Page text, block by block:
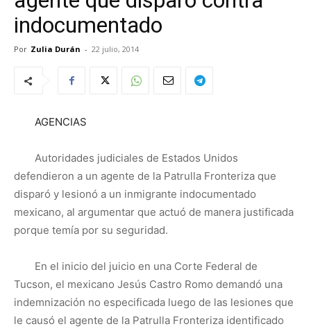
indocumentado
Por Zulia Durán - 22 julio, 2014
AGENCIAS
Autoridades judiciales de Estados Unidos
defendieron a un agente de la Patrulla Fronteriza que
disparó y lesionó a un inmigrante indocumentado
mexicano, al argumentar que actuó de manera justificada
porque temía por su seguridad.
En el inicio del juicio en una Corte Federal de
Tucson, el mexicano Jesús Castro Romo demandó una
indemnización no especificada luego de las lesiones que
le causó el agente de la Patrulla Fronteriza identificado